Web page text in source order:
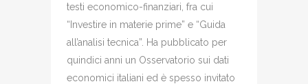
testi economico-finanziari, fra cui
“Investire in materie prime” e “Guida
all’analisi tecnica”. Ha pubblicato per
quindici anni un Osservatorio sui dati
economici italiani ed è spesso invitato